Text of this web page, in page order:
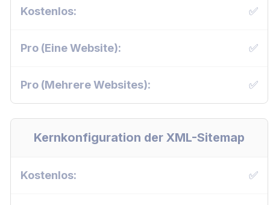
✅
✅
✅
Kernkonfiguration der XML-Sitemap
✅